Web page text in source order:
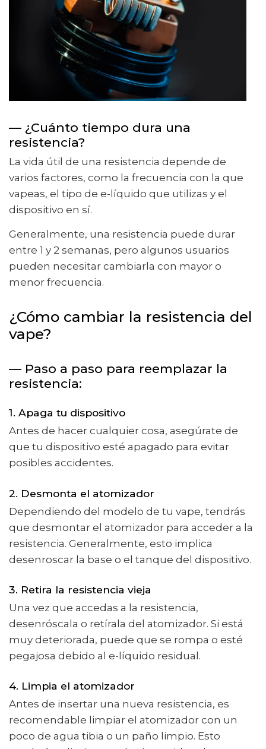
— ¿Cuánto tiempo dura una
resistencia?
La vida útil de una resistencia depende de
varios factores, como la frecuencia con la que
vapeas, el tipo de e-líquido que utilizas y el
dispositivo en sí.
Generalmente, una resistencia puede durar
entre 1 y 2 semanas, pero algunos usuarios
pueden necesitar cambiarla con mayor o
menor frecuencia.
¿Cómo cambiar la resistencia del
vape?
— Paso a paso para reemplazar la
resistencia:
1. Apaga tu dispositivo
Antes de hacer cualquier cosa, asegúrate de
que tu dispositivo esté apagado para evitar
posibles accidentes.
2. Desmonta el atomizador
Dependiendo del modelo de tu vape, tendrás
que desmontar el atomizador para acceder a la
resistencia. Generalmente, esto implica
desenroscar la base o el tanque del dispositivo.
3. Retira la resistencia vieja
Una vez que accedas a la resistencia,
desenróscala o retírala del atomizador. Si está
muy deteriorada, puede que se rompa o esté
pegajosa debido al e-líquido residual.
4. Limpia el atomizador
Antes de insertar una nueva resistencia, es
recomendable limpiar el atomizador con un
poco de agua tibia o un paño limpio. Esto